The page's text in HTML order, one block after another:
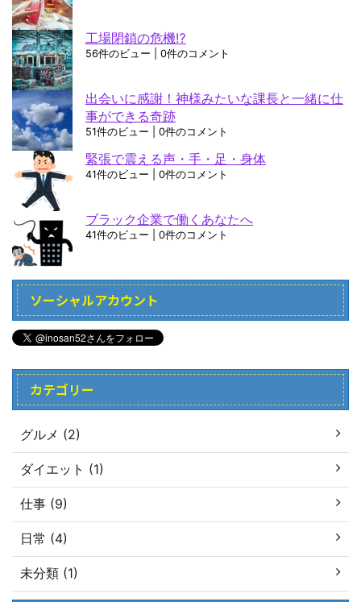
工場閉鎖の危機⁉
56件のビュー 0件のコメント
出会いに感謝！神様みたいな課長と一緒に仕
事ができる奇跡
51件のビュー 0件のコメント
緊張で震える声・手・足・身体
41件のビュー 0件のコメント
ブラック企業で働くあなたへ
41件のビュー 0件のコメント
ソーシャルアカウント
カテゴリー
グルメ (2)
ダイエット (1)
仕事 (9)
日常 (4)
未分類 (1)